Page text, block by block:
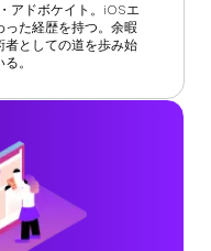
アドボケイト。iOSエ
た経歴を持つ。余暇
者としての道を歩み始
。